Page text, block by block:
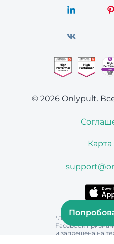
© 2026 Onlypult.
Карта
¹Деятельность
Facebook
и запрещена на